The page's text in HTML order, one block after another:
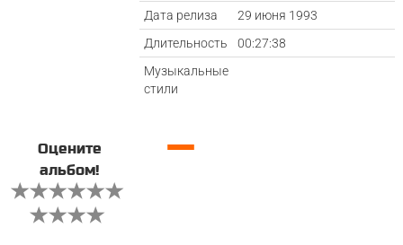
Дата релиза
29 июня 1993
Длительность
00:27:38
Музыкальные
стили
Оцените
альбом!
—